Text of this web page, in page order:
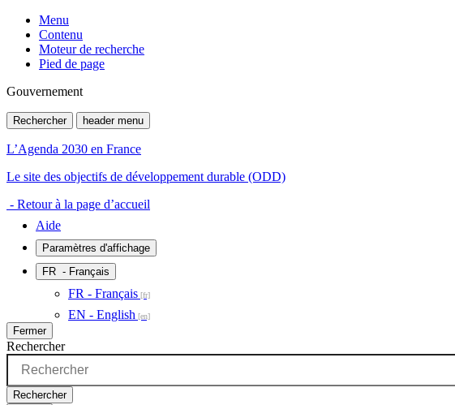
Menu
Contenu
Moteur de recherche
Pied de page
Gouvernement
Rechercher header menu
L’Agenda 2030 en France
Le site des objectifs de développement durable (ODD)
- Retour à la page d’accueil
Aide
Paramètres d'affichage
FR - Français
FR - Français
EN - English
Fermer
Rechercher
Rechercher